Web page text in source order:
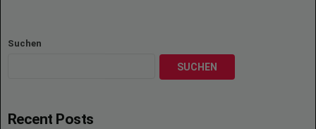
Suchen
SUCHEN
Recent Posts